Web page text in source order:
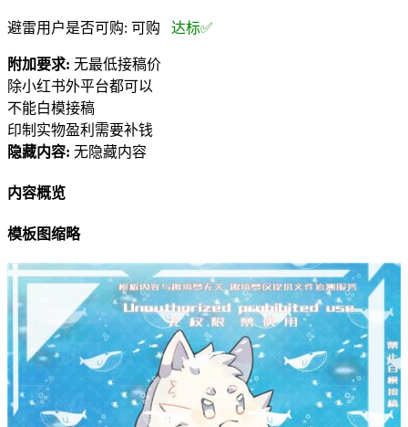
避雷用户是否可购: 可购 达标✅
附加要求: 无最低接稿价
除小红书外平台都可以
不能白模接稿
印制实物盈利需要补钱
隐藏内容: 无隐藏内容
内容概览
模板图缩略